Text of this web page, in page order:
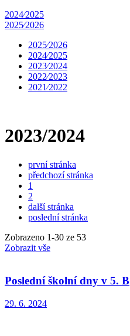
2024⁄2025
2025⁄2026
2025⁄2026
2024⁄2025
2023⁄2024
2022⁄2023
2021⁄2022
2023/2024
první stránka
předchozí stránka
1
2
další stránka
poslední stránka
Zobrazeno 1-30 ze 53
Zobrazit vše
Poslední školní dny v 5. B
29. 6. 2024